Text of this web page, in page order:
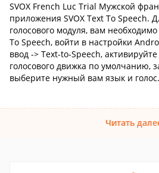
SVOX French Luc Trial Мужской
приложения SVOX Text To Speech.
голосового модуля, вам необходимо
To Speech, войти в настройки
ввод -> Text-to-Speech,
голосового движка по умолчанию,
выберите нужный вам язык и голос.
Читать